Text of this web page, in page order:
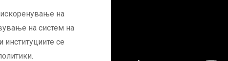
на
на систем на
се